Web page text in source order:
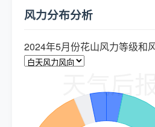
风力分布分析
2024年5月份花山风力等级和